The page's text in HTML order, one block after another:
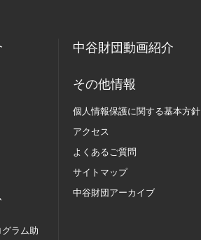
ラム助
中谷財団動画紹介
その他情報
個人情報保護に関する基本方針
アクセス
よくあるご質問
サイトマップ
中谷財団アーカイブ